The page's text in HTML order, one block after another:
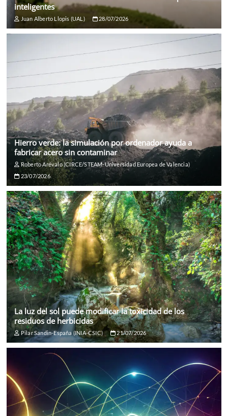
inteligentes
Juan Alberto Llopis (UAL) 28/07/2026
Hierro verde: la simulación por ordenador ayuda a
fabricar acero sin contaminar
Roberto Arévalo (CIRCE/STEAM-Universidad Europea de Valencia)
23/07/2026
La luz del sol puede modificar la toxicidad de los
residuos de herbicidas
Pilar Sandin-España (INIA-CSIC) 21/07/2026